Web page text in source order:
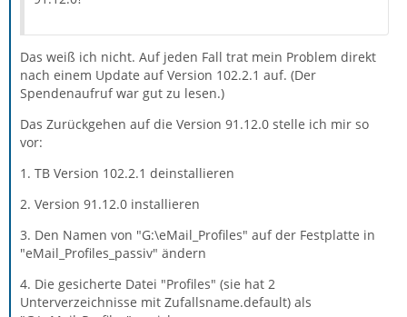
Das weiß ich nicht. Auf jeden Fall trat mein Problem direkt
nach einem Update auf Version 102.2.1 auf. (Der
Spendenaufruf war gut zu lesen.)
Das Zurückgehen auf die Version 91.12.0 stelle ich mir so
vor:
1. TB Version 102.2.1 deinstallieren
2. Version 91.12.0 installieren
3. Den Namen von "G:\eMail_Profiles" auf der Festplatte in
"eMail_Profiles_passiv" ändern
4. Die gesicherte Datei "Profiles" (sie hat 2
Unterverzeichnisse mit Zufallsname.default) als